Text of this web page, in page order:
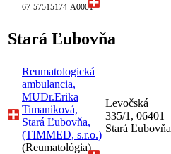
67-57515174-A0001
Stará Ľubovňa
Reumatologická
ambulancia,
MUDr.Erika
Timaniková,
Stará Ľubovňa,
(TIMMED, s.r.o.)
(Reumatológia)
Levočská
335/1, 06401
Stará Ľubovňa